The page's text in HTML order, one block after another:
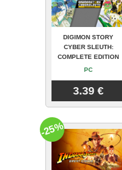
DIGIMON STORY
CYBER SLEUTH:
COMPLETE EDITION
PC
3.39 €
-25%